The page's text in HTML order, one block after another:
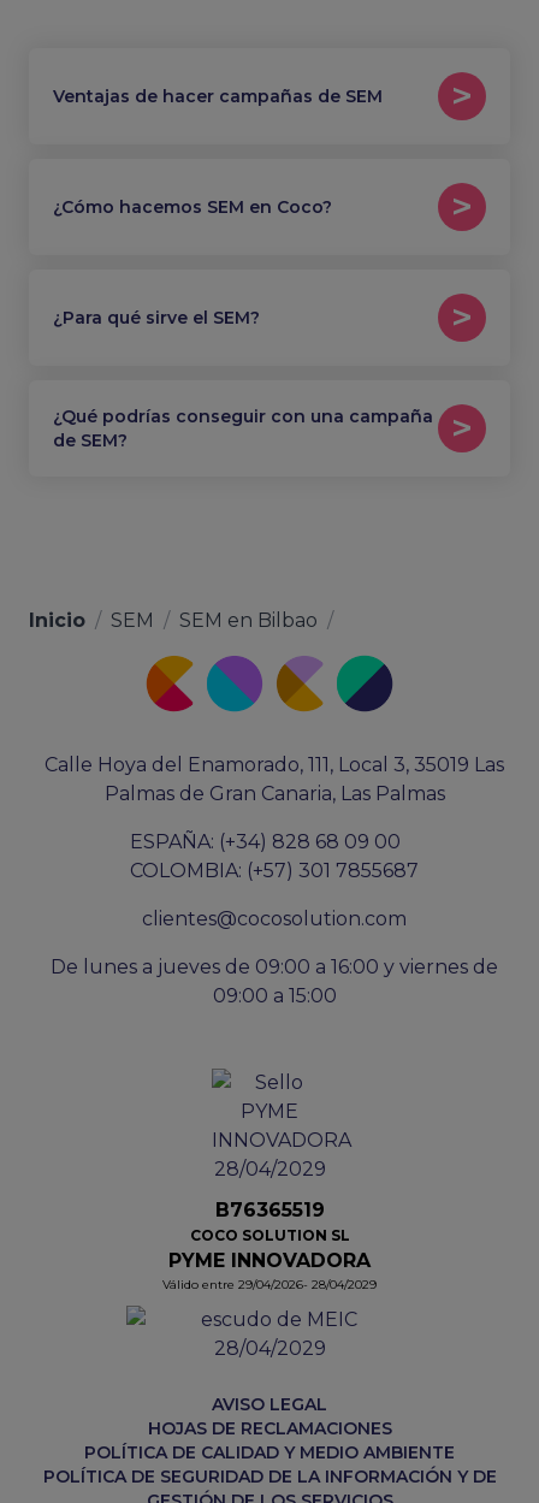
Ventajas de hacer campañas de SEM
¿Cómo hacemos SEM en Coco?
¿Para qué sirve el SEM?
¿Qué podrías conseguir con una campaña
de SEM?
Inicio / SEM / SEM en Bilbao /
Calle Hoya del Enamorado, 111, Local 3, 35019 Las
Palmas de Gran Canaria, Las Palmas
ESPAÑA: (+34) 828 68 09 00
COLOMBIA: (+57) 301 7855687
clientes@cocosolution.com
De lunes a jueves de 09:00 a 16:00 y viernes de
09:00 a 15:00
B76365519
COCO SOLUTION SL
PYME INNOVADORA
Válido entre 29/04/2026- 28/04/2029
AVISO LEGAL
HOJAS DE RECLAMACIONES
POLÍTICA DE CALIDAD Y MEDIO AMBIENTE
POLÍTICA DE SEGURIDAD DE LA INFORMACIÓN Y DE